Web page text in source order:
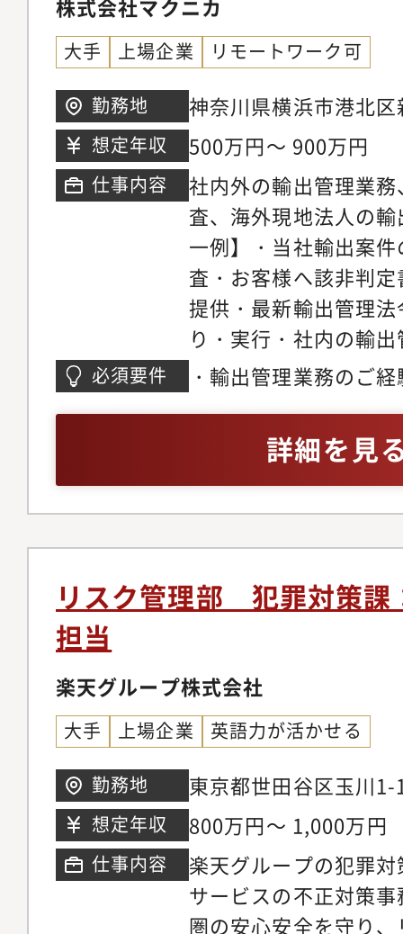
正発見・防止に向け
「FDA」、電子証拠
「eDiscovery」チー
応を行う「Cyber」チ
れています。各グル
にあり、「One
て案件に取り組んで
約10年前より新卒採
Forensics事業部の業
EYで専門能力を身に
る学生の皆さんから
ります。
の情報収集・分析、
施・危機管理：危機
画（BCP等）の運用
各部門・グループ会
状況の確認および改
クマネジメントに関
画・実施
セキュリティ、BCP
験
株式会社マクニカ
大手 上場企業 リモートワーク可
勤務地
神奈川県横浜市港北
第1ビル
想定年収 500万円～ 900万円
仕事内容
社内外の輸出管理業
査、海外現地法人の
一例】・当社輸出案
査・お客様へ該非判
提供・最新輸出管理
り・実行・社内の輸
人含む）■配属先：
出管理業務全般、該
現地法人の輸出管理
ン：輸出管理のエキ
務の頻度：週半分程
度：年数回程度場所
力：社風としては非
な意見や提案が歓迎
幅が大いに広がって
ナンスリスクマネジ
務あり）└ガバナンス
50代まで幅広く在籍
性1：男性2・プロパ
なく在籍しております
必須要件 ・輸出管理業務のご経
詳細を見
リスク管理部 犯罪対策課
担当
楽天グループ株式会社
大手 上場企業 英語力が活かせる
勤務地
東京都世田谷区玉川
ウス
想定年収 800万円～ 1,000万円
仕事内容
楽天グループの犯罪
サービスの不正対策
圏の安心安全を守り